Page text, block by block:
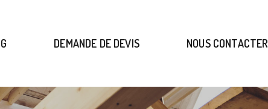
DEMANDE DE DEVIS(DEMANDE DE DEVIS)
NOUS CONTACTER